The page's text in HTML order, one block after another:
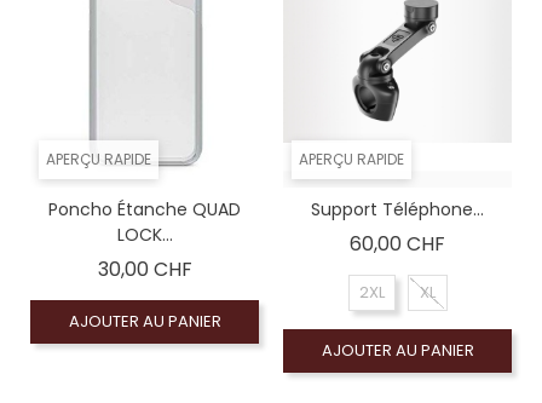
APERÇU RAPIDE
Poncho Étanche QUAD
LOCK...
30,00 CHFPrix
AJOUTER AU PANIER
APERÇU RAPIDE
Support Téléphone...
60,00 CHF
2XL XL
AJOUTER AU PANIER